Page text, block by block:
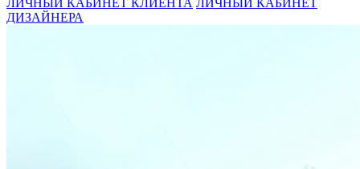
ЛИЧНЫЙ КАБИНЕТ КЛИЕНТА ЛИЧНЫЙ КАБИНЕТ
ДИЗАЙНЕРА